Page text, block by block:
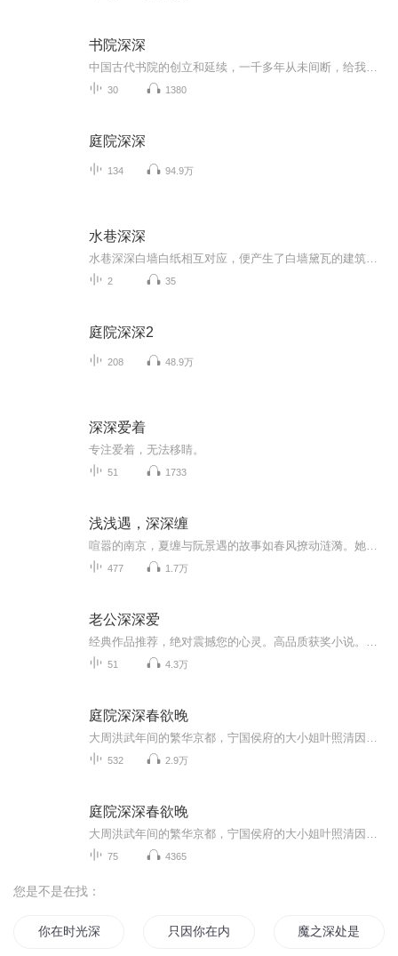
书院深深
30 1380
庭院深深
134 94.9万
水巷深深
2 35
庭院深深2
208 48.9万
深深爱着
专注爱着，无法移睛。
51 1733
浅浅遇，深深缠
477 1.7万
老公深深爱
51 4.3万
庭院深深春欲晚
532 2.9万
庭院深深春欲晚
75 4365
您是不是在找：
你在时光深处 只因你在内心深处 魔之深处是仙